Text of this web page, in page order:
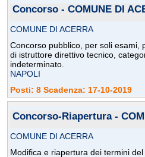
Concorso - COMUNE DI
COMUNE DI ACERRA
Concorso pubblico, per soli esami,
di istruttore direttivo tecnico,
indeterminato.
NAPOLI
Posti: 8 Scadenza: 17-10-2019
Concorso-Riapertura -
COMUNE DI ACERRA
Modifica e riapertura dei termini